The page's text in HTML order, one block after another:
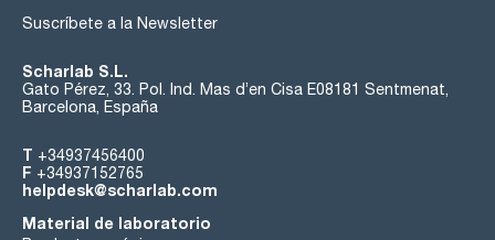
Suscríbete a la Newsletter
Scharlab S.L.
Gato Pérez, 33. Pol. Ind. Mas d’en Cisa E08181 Sentmenat,
Barcelona, España
T +34937456400
F +34937152765
helpdesk@scharlab.com
Material de laboratorio